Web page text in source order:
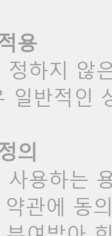
용
정하지 않
일반적인
의
사용하는
관에 동의